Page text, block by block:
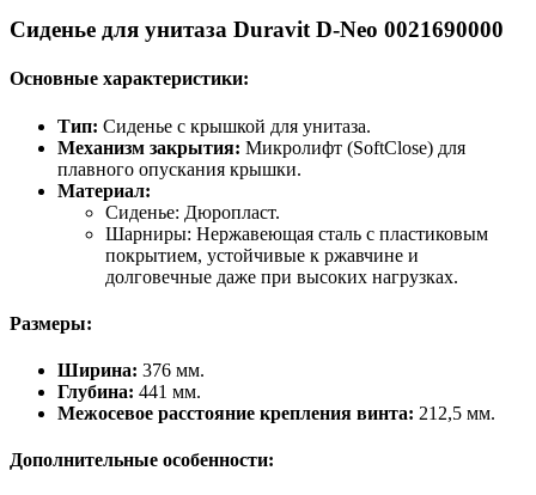
Сиденье для унитаза Duravit D-Neo 0021690000
Основные характеристики:
Тип: Сиденье с крышкой для унитаза.
Механизм закрытия: Микролифт (SoftClose) для
плавного опускания крышки.
Материал:
Сиденье: Дюропласт.
Шарниры: Нержавеющая сталь с пластиковым
покрытием, устойчивые к ржавчине и
долговечные даже при высоких нагрузках.
Размеры:
Ширина: 376 мм.
Глубина: 441 мм.
Межосевое расстояние крепления винта: 212,5 мм.
Дополнительные особенности: